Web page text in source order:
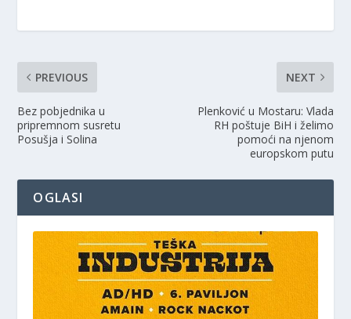
PREVIOUS
Bez pobjednika u
pripremnom susretu
Posušja i Solina
NEXT
Plenković u Mostaru: Vlada
RH poštuje BiH i želimo
pomoći na njenom
europskom putu
OGLASI